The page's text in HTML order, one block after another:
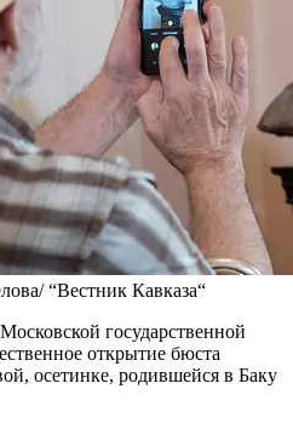
“Вестник Кавказа“
государственной
открытие бюста
осетинке, родившейся в Баку